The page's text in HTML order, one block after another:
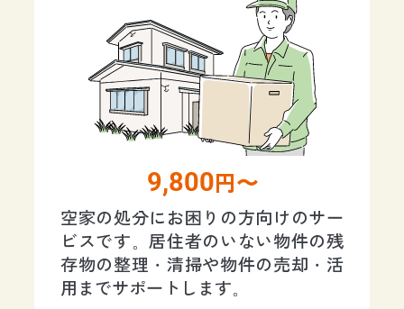
9,800 円〜
空家の処分にお困りの方向けのサー
ビスです。居住者のいない物件の残
存物の整理・清掃や物件の売却・活
用までサポートします。